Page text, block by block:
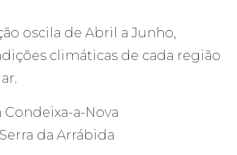
oscila de Abril a Junho,
climáticas de cada região
a-Nova
da Arrábida